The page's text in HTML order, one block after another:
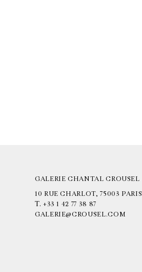
GALERIE CHANTAL CROUSEL
10 RUE CHARLOT, 75003 PARIS
T. +33 1 42 77 38 87
GALERIE@CROUSEL.COM